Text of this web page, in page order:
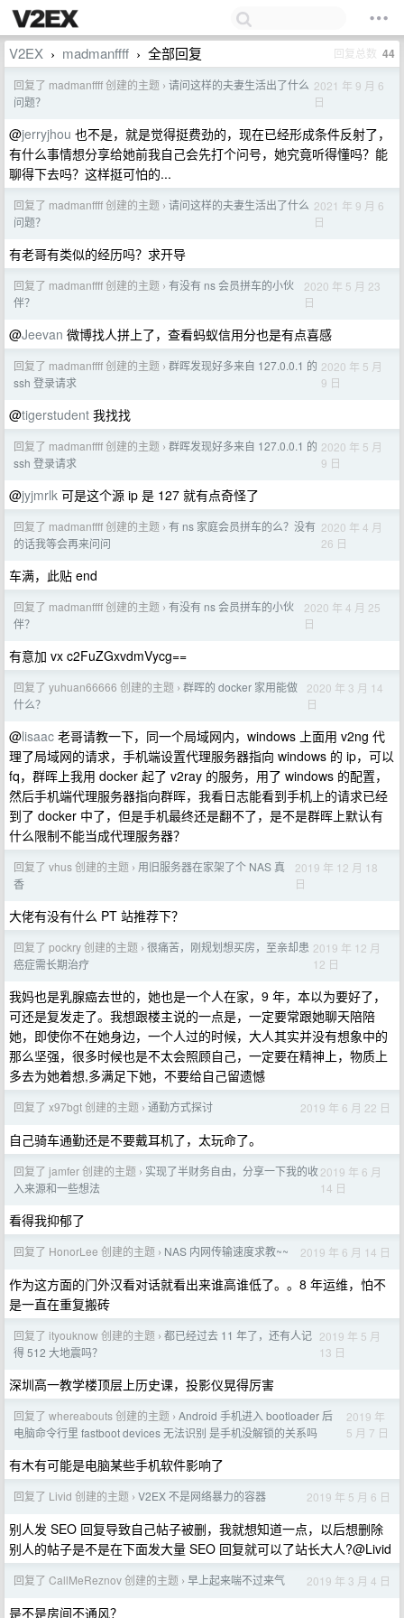
V2EX › madmanffff › 全部回复 回复总数 44
回复了 madmanffff 创建的主题 › 请问这样的夫妻生活出了什么
问题？
2021 年 9 月 6
日
@jerryjhou 也不是，就是觉得挺费劲的，现在已经形成条件反射了，
有什么事情想分享给她前我自己会先打个问号，她究竟听得懂吗？能
聊得下去吗？这样挺可怕的...
回复了 madmanffff 创建的主题 › 请问这样的夫妻生活出了什么
问题？
2021 年 9 月 6
日
有老哥有类似的经历吗？求开导
回复了 madmanffff 创建的主题 › 有没有 ns 会员拼车的小伙
伴？
2020 年 5 月 23
日
@Jeevan 微博找人拼上了，查看蚂蚁信用分也是有点喜感
回复了 madmanffff 创建的主题 › 群晖发现好多来自 127.0.0.1 的
ssh 登录请求
2020 年 5 月
9 日
@tigerstudent 我找找
回复了 madmanffff 创建的主题 › 群晖发现好多来自 127.0.0.1 的
ssh 登录请求
2020 年 5 月
9 日
@jyjmrlk 可是这个源 ip 是 127 就有点奇怪了
回复了 madmanffff 创建的主题 › 有 ns 家庭会员拼车的么？没有
的话我等会再来问问
2020 年 4 月
26 日
车满，此贴 end
回复了 madmanffff 创建的主题 › 有没有 ns 会员拼车的小伙
伴？
2020 年 4 月 25
日
有意加 vx c2FuZGxvdmVycg==
回复了 yuhuan66666 创建的主题 › 群晖的 docker 家用能做
什么？
2020 年 3 月 14
日
@lisaac 老哥请教一下，同一个局域网内，windows 上面用 v2ng 代
理了局域网的请求，手机端设置代理服务器指向 windows 的 ip，可以
fq，群晖上我用 docker 起了 v2ray 的服务，用了 windows 的配置，
然后手机端代理服务器指向群晖，我看日志能看到手机上的请求已经
到了 docker 中了，但是手机最终还是翻不了，是不是群晖上默认有
什么限制不能当成代理服务器？
回复了 vhus 创建的主题 › 用旧服务器在家架了个 NAS 真
香
2019 年 12 月 18
日
大佬有没有什么 PT 站推荐下？
回复了 pockry 创建的主题 › 很痛苦，刚规划想买房，至亲却患
癌症需长期治疗
2019 年 12 月
12 日
我妈也是乳腺癌去世的，她也是一个人在家，9 年，本以为要好了，
可还是复发走了。我想跟楼主说的一点是，一定要常跟她聊天陪陪
她，即使你不在她身边，一个人过的时候，大人其实并没有想象中的
那么坚强，很多时候也是不太会照顾自己，一定要在精神上，物质上
多去为她着想,多满足下她，不要给自己留遗憾
回复了 x97bgt 创建的主题 › 通勤方式探讨 2019 年 6 月 22 日
自己骑车通勤还是不要戴耳机了，太玩命了。
回复了 jamfer 创建的主题 › 实现了半财务自由，分享一下我的收
入来源和一些想法
2019 年 6 月
14 日
看得我抑郁了
回复了 HonorLee 创建的主题 › NAS 内网传输速度求教~~ 2019 年 6 月 14 日
作为这方面的门外汉看对话就看出来谁高谁低了。。8 年运维，怕不
是一直在重复搬砖
回复了 ityouknow 创建的主题 › 都已经过去 11 年了，还有人记
得 512 大地震吗？
2019 年 5 月
13 日
深圳高一教学楼顶层上历史课，投影仪晃得厉害
回复了 whereabouts 创建的主题 › Android 手机进入 bootloader 后
电脑命令行里 fastboot devices 无法识别 是手机没解锁的关系吗
2019 年
5 月 7 日
有木有可能是电脑某些手机软件影响了
回复了 Livid 创建的主题 › V2EX 不是网络暴力的容器 2019 年 5 月 6 日
别人发 SEO 回复导致自己帖子被删，我就想知道一点，以后想删除
别人的帖子是不是在下面发大量 SEO 回复就可以了站长大人?@Livid
回复了 CallMeReznov 创建的主题 › 早上起来喘不过来气 2019 年 3 月 4 日
是不是房间不通风？